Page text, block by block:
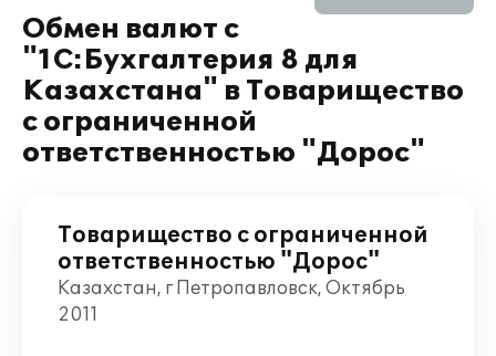
Обмен валют с
"1С:Бухгалтерия 8 для
Казахстана" в Товарищество
с ограниченной
ответственностью "Дорос"
Товарищество с ограниченной
ответственностью "Дорос"
Казахстан, г Петропавловск, Октябрь
2011